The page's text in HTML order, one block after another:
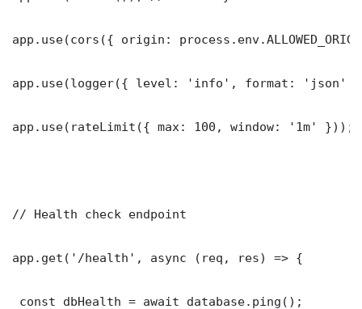
app.use(cors({ origin:
app.use(logger({ level: 'info', format: 'json'
app.use(rateLimit({ max: 100, window: '1m' }));
// Health check endpoint
app.get('/health', async (req, res) => {
const dbHealth = await database.ping();